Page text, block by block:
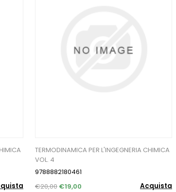
TERMODINAMICA PER L'INGEGNERIA CHIMICA
VOL. 4
9788882180461
€20,00 €19,00 Acquista